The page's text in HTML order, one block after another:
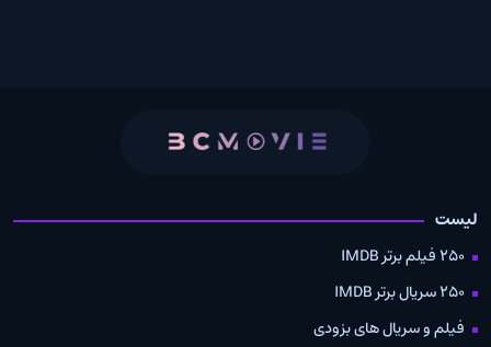
لیست
250 فیلم برتر IMDB
250 سریال برتر IMDB
فیلم و سریال های بزودی